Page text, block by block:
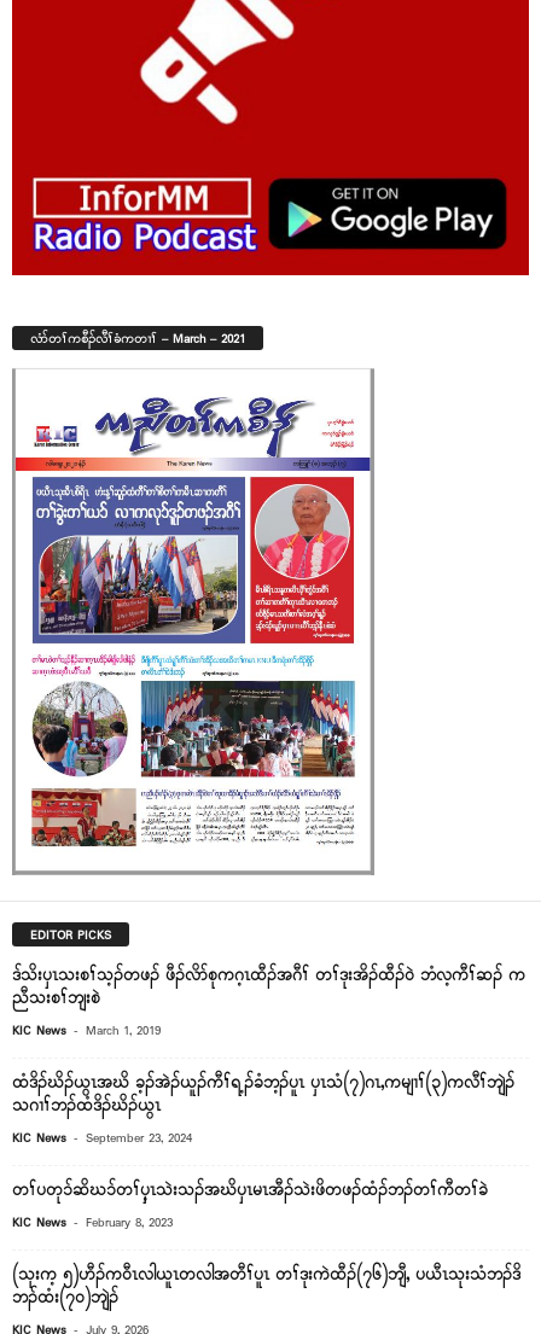
လံာ်တၢ်ကစီၣ်လီၢ်ခံကတၢၢ် – March – 2021
EDITOR PICKS
ဒ်သိးၦၤသးစၢ်သ့ၣ်တဖၣ် ဖီၣ်လိာ်စုကဂ့ၤထီၣ်အဂီၢ် တၢ်ဒုးအိၣ်ထီၣ်၀ဲ ဘံလ့ကီၢ်ဆၣ် က
ညီသးစၢ်ဘျးစဲ
KIC News - March 1, 2019
ထံဒိၣ်ဃိၣ်ယွၤအဃိ ခ့ၣ်အဲၣ်ယူၣ်ကီၢ်ရ့ၣ်ခံဘ့ၣ်ပူၤ ပှၤသံ(၇)ဂၤ,ကမျၢၢ်(၃)ကလီၢ်ဘျဲၣ်
သဂၢၢ်ဘၣ်ထံဒိၣ်ဃိၣ်ယွၤ
KIC News - September 23, 2024
တၢ်ပတု၁်ဆိဃ၁်တၢ်ၦ့ၤသဲးသၣ်အဃိၦၤမၤအီၣ်သဲးဖိတဖၣ်ထံၣ်ဘၣ်တၢ်ကီတၢ်ခဲ
KIC News - February 8, 2023
(သုးက့ ၅)ဟီၣ်ကဝီၤလါယူၤတလါအတီၢ်ပူၤ တၢ်ဒုးကဲထီၣ်(၇၆)ဘျီ, ပယီၤသုးသံဘၣ်ဒိ
ဘၣ်ထံး(၇၀)ဘျဲၣ်
-